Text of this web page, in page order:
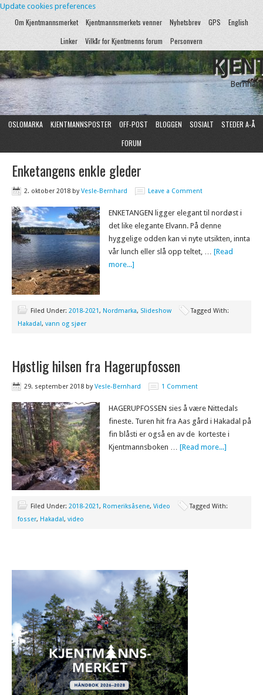
Update cookies preferences
Om Kjentmannsmerket Kjentmannsmerkets venner Nyhetsbrev GPS
English
Linker
Vilkår for Kjentmenns forum Personvern
OSLOMARKA KJENTMANNSPOSTER OFF-POST BLOGGEN SOSIALT
STEDER A-Å
FORUM
Enketangens enkle gleder
2. oktober 2018 byVesle-Bernhard Leave a Comment
ENKETANGEN ligger elegant til nordøst i
det like elegante Elvann. På denne
hyggelige odden kan vi nyte utsikten, innta
vår lunch eller slå opp teltet, … [Read
more...]
Filed Under: 2018-2021, Nordmarka, Slideshow
Tagged With:
Hakadal, vann og sjøer
Høstlig hilsen fra Hagerupfossen
29. september 2018 byVesle-Bernhard 1 Comment
HAGERUPFOSSEN sies å være Nittedals
fineste. Turen hit fra Aas gård i Hakadal på
fin blåsti er også en av de korteste i
Kjentmannsboken … [Read more...]
Filed Under: 2018-2021, Romeriksåsene, Video
Tagged With:
fosser, Hakadal, video